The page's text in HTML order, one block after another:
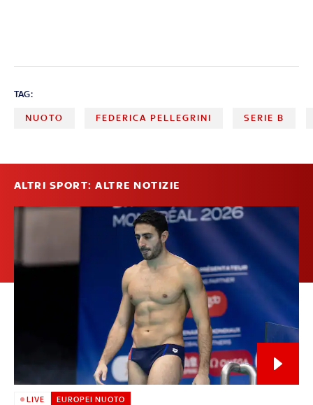
TAG:
NUOTO FEDERICA PELLEGRINI SERIE B
ALTRI SPORT: ALTRE NOTIZIE
LIVE EUROPEI NUOTO